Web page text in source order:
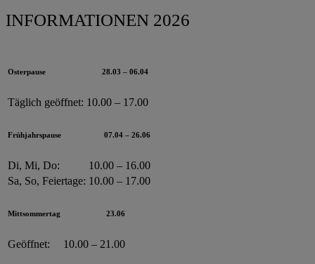
INFORMATIONEN 2026
Osterpause 28.03 – 06.04
Täglich geöffnet: 10.00 – 17.00
Frühjahrspause 07.04 – 26.06
Di, Mi, Do:
10.00 – 16.00
Sa, So, Feiertage: 10.00 – 17.00
Mittsommertag 23.06
Geöffnet: 10.00 – 21.00